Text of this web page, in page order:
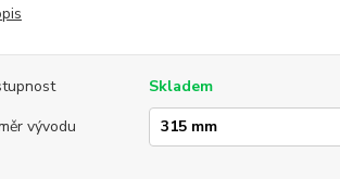
Skladem
vývodu